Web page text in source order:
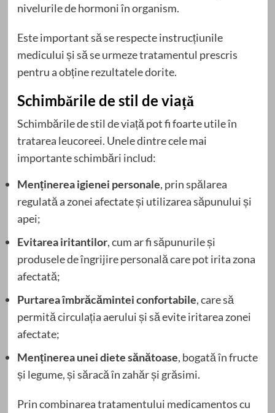
nivelurile de hormoni în organism.
Este important să se respecte instrucțiunile
medicului și să se urmeze tratamentul prescris
pentru a obține rezultatele dorite.
Schimbările de stil de viață
Schimbările de stil de viață pot fi foarte utile în
tratarea leucoreei. Unele dintre cele mai
importante schimbări includ:
Menținerea igienei personale, prin spălarea
regulată a zonei afectate și utilizarea săpunului și
apei;
Evitarea iritantilor, cum ar fi săpunurile și
produsele de îngrijire personală care pot irita zona
afectată;
Purtarea îmbrăcămintei confortabile, care să
permită circulația aerului și să evite iritarea zonei
afectate;
Menținerea unei diete sănătoase, bogată în fructe
și legume, și săracă în zahăr și grăsimi.
Prin combinarea tratamentului medicamentos cu